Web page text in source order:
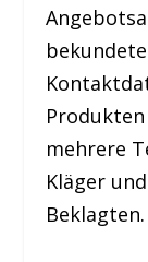
mehrere
Kläger
Beklagten.